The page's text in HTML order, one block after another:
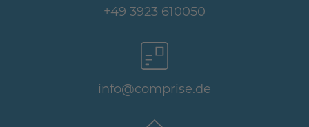
+49 3923 610050
info@comprise.de